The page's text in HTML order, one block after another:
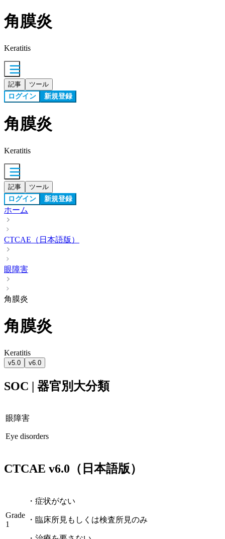
角膜炎
Keratitis
記事 ツール
ログイン 新規登録
角膜炎
Keratitis
記事 ツール
ログイン 新規登録
ホーム
CTCAE（日本語版）
眼障害
角膜炎
角膜炎
Keratitis
v5.0 v6.0
SOC | 器官別大分類
眼障害
Eye disorders
CTCAE v6.0 （日本語版）
Grade
1
・ 症状がない
・ 臨床所見もしくは検査所見のみ